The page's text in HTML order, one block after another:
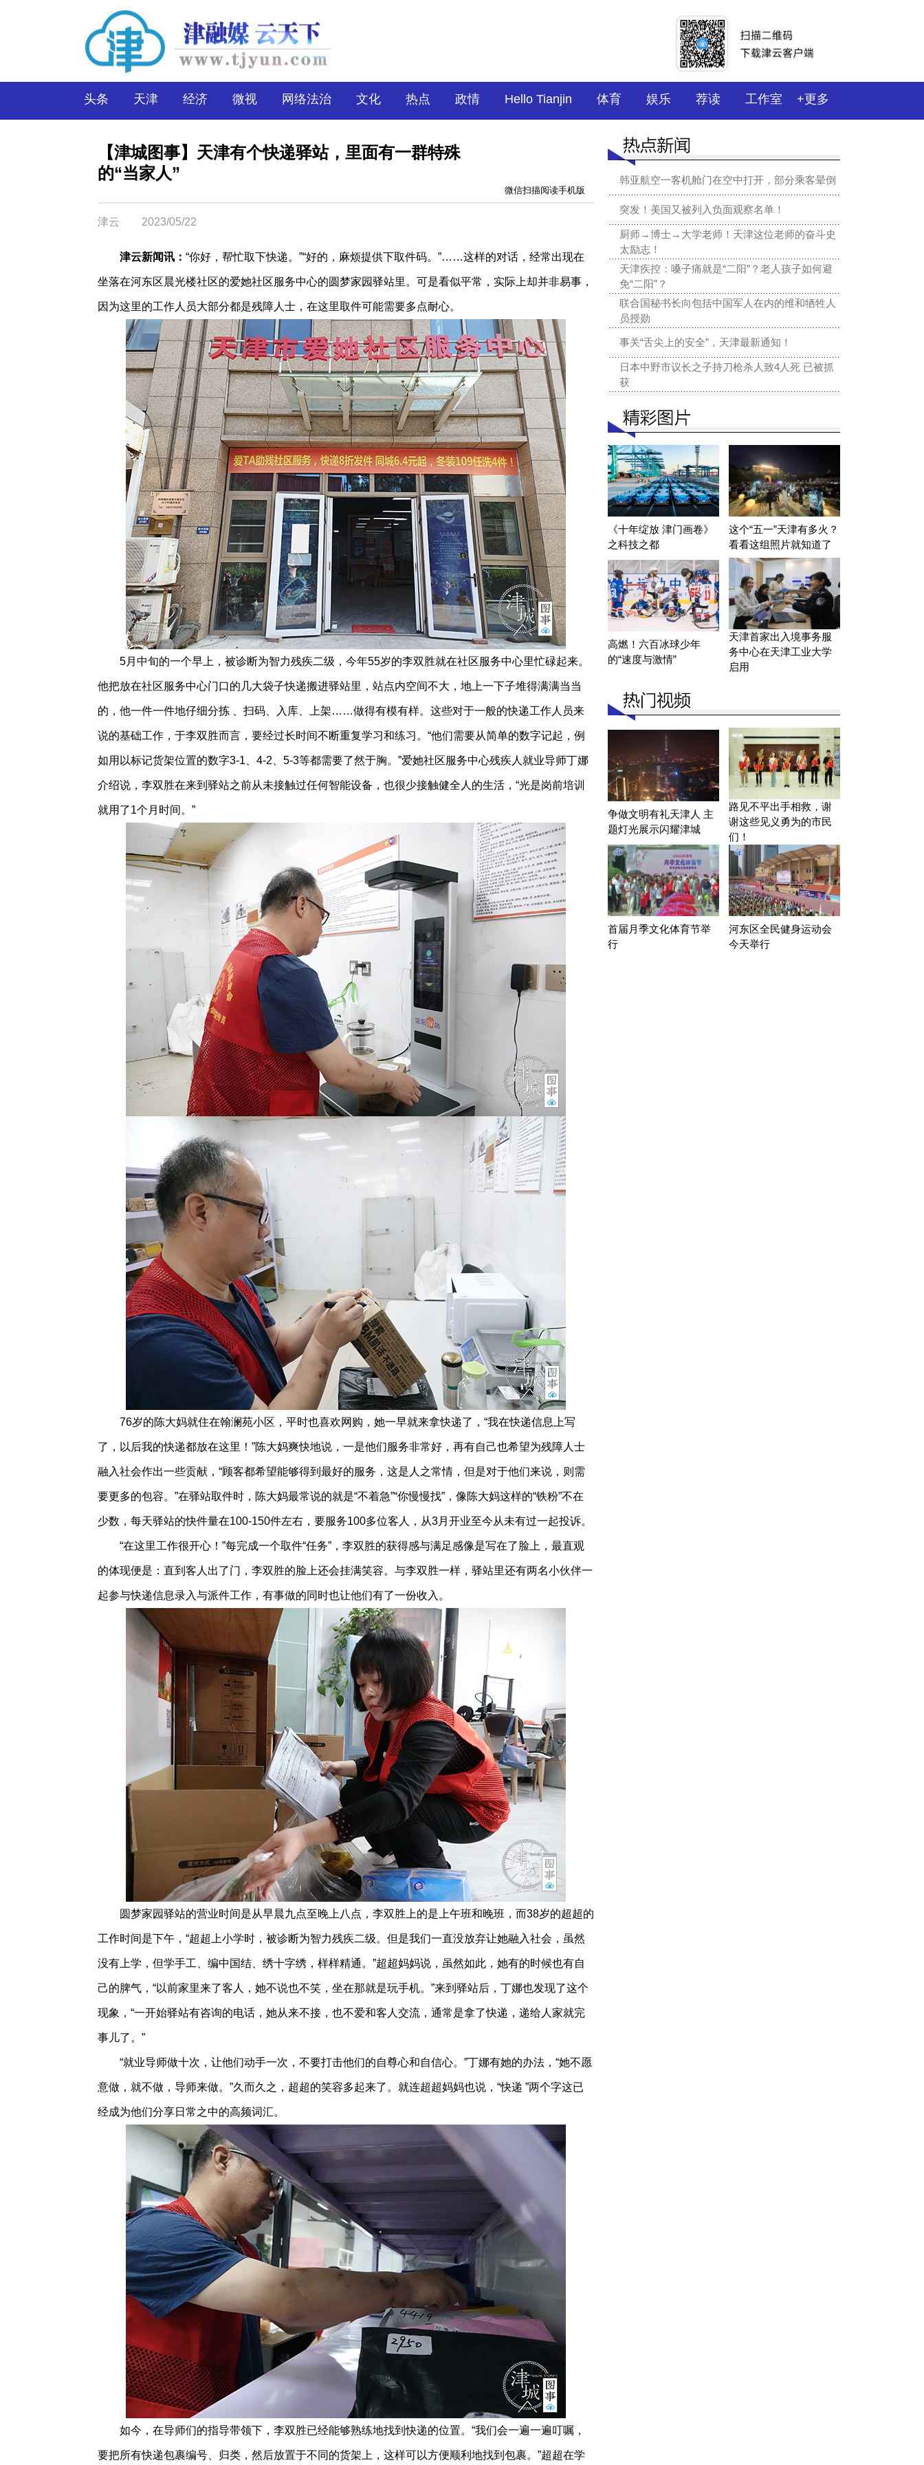
头条 天津 经济 微视 网络法治 文化 热点 政情 Hello Tianjin 体育 娱乐 荐读 工作室 +更多
【津城图事】天津有个快递驿站，里面有一群特殊
的“当家人”
微信扫描阅读手机版
津云 2023/05/22
津云新闻讯： “你好，帮忙取下快递。”“好的，麻烦提供下取件码。”……这样的对话，经常出现在
坐落在河东区晨光楼社区的爱她社区服务中心的圆梦家园驿站里。可是看似平常，实际上却并非易事，
因为这里的工作人员大部分都是残障人士，在这里取件可能需要多点耐心。
5月中旬的一个早上，被诊断为智力残疾二级，今年55岁的李双胜就在社区服务中心里忙碌起来。
他把放在社区服务中心门口的几大袋子快递搬进驿站里，站点内空间不大，地上一下子堆得满满当当
的，他一件一件地仔细分拣 、扫码、入库、上架……做得有模有样。这些对于一般的快递工作人员来
说的基础工作，于李双胜而言，要经过长时间不断重复学习和练习。“他们需要从简单的数字记起，例
如用以标记货架位置的数字3-1、4-2、5-3等都需要了然于胸。”爱她社区服务中心残疾人就业导师丁娜
介绍说，李双胜在来到驿站之前从未接触过任何智能设备，也很少接触健全人的生活，“光是岗前培训
就用了1个月时间。”
76岁的陈大妈就住在翰澜苑小区，平时也喜欢网购，她一早就来拿快递了，“我在快递信息上写
了，以后我的快递都放在这里！”陈大妈爽快地说，一是他们服务非常好，再有自己也希望为残障人士
融入社会作出一些贡献，“顾客都希望能够得到最好的服务，这是人之常情，但是对于他们来说，则需
要更多的包容。”在驿站取件时，陈大妈最常说的就是“不着急”“你慢慢找”，像陈大妈这样的“铁粉”不在
少数，每天驿站的快件量在100-150件左右，要服务100多位客人，从3月开业至今从未有过一起投诉。
“在这里工作很开心！”每完成一个取件“任务”，李双胜的获得感与满足感像是写在了脸上，最直观
的体现便是：直到客人出了门，李双胜的脸上还会挂满笑容。与李双胜一样，驿站里还有两名小伙伴一
起参与快递信息录入与派件工作，有事做的同时也让他们有了一份收入。
圆梦家园驿站的营业时间是从早晨九点至晚上八点，李双胜上的是上午班和晚班，而38岁的超超的
工作时间是下午，“超超上小学时，被诊断为智力残疾二级。但是我们一直没放弃让她融入社会，虽然
没有上学，但学手工、编中国结、绣十字绣，样样精通。”超超妈妈说，虽然如此，她有的时候也有自
己的脾气，“以前家里来了客人，她不说也不笑，坐在那就是玩手机。”来到驿站后，丁娜也发现了这个
现象，“一开始驿站有咨询的电话，她从来不接，也不爱和客人交流，通常是拿了快递，递给人家就完
事儿了。”
“就业导师做十次，让他们动手一次，不要打击他们的自尊心和自信心。”丁娜有她的办法，“她不愿
意做，就不做，导师来做。”久而久之，超超的笑容多起来了。就连超超妈妈也说，“快递 ”两个字这已
经成为他们分享日常之中的高频词汇。
如今，在导师们的指导带领下，李双胜已经能够熟练地找到快递的位置。“我们会一遍一遍叮嘱，
要把所有快递包裹编号、归类，然后放置于不同的货架上，这样可以方便顺利地找到包裹。”超超在学
韩亚航空一客机舱门在空中打开，部分乘客晕倒
突发！美国又被列入负面观察名单！
厨师→博士→大学老师！天津这位老师的奋斗史
太励志！
天津疾控：嗓子痛就是“二阳”？老人孩子如何避
免“二阳”？
联合国秘书长向包括中国军人在内的维和牺牲人
员授勋
事关“舌尖上的安全”，天津最新通知！
日本中野市议长之子持刀枪杀人致4人死 已被抓
获
《十年绽放 津门画卷》
之科技之都
这个“五一”天津有多火？
看看这组照片就知道了
高燃！六百冰球少年
的“速度与激情”
天津首家出入境事务服
务中心在天津工业大学
启用
争做文明有礼天津人 主
题灯光展示闪耀津城
路见不平出手相救，谢
谢这些见义勇为的市民
们！
首届月季文化体育节举
行
河东区全民健身运动会
今天举行